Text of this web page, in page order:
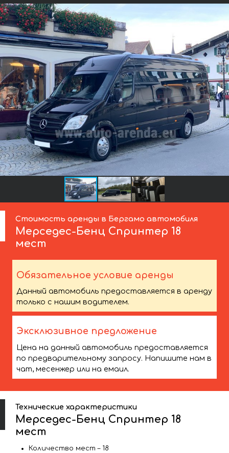
Стоимость аренды в Бергамо автомобиля
Мерседес-Бенц Спринтер 18
мест
Обязательное условие аренды
Данный автомобиль предоставляется в аренду
только с нашим водителем.
Эксклюзивное предложение
Цена на данный автомобиль предоставляется
по предварительному запросу. Напишите нам в
чат, месенжер или на емаил.
Технические характеристики
Мерседес-Бенц Спринтер 18
мест
Количество мест – 18